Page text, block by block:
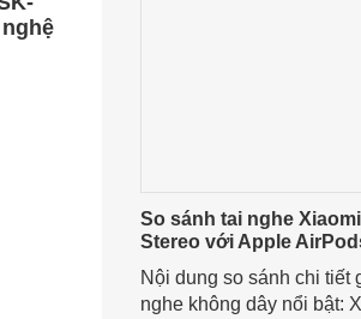
So sánh tai nghe
Stereo với Apple
Nội dung so sánh chi tiết
nghe không dây nổi bật: